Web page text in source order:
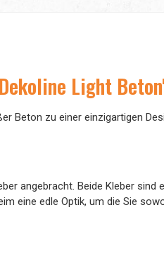
Light
Beton zu einer einzigartigen
angebracht. Beide Kleber
eine edle Optik, um die Sie